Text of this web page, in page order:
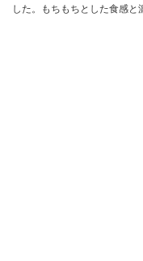
した。もちもちとした食感